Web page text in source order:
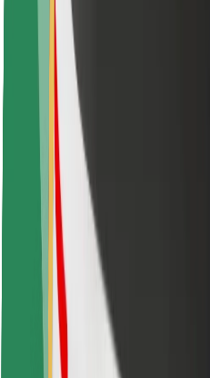
Gradovi
Lokacije
Gradska rješenja
Zračne luke
Bolt stanice za punjenje
Podrška
Za korisnike
Za vozače